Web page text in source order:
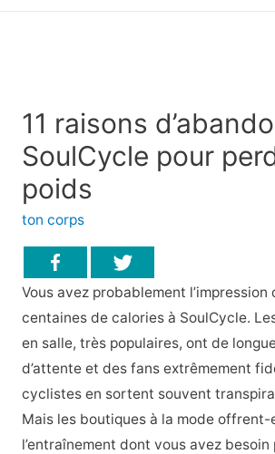
11 raisons
SoulCycle pour
poids
ton corps
Vous avez probablement
centaines de calories à SoulCycle.
en salle, très populaires, ont de
d’attente et des fans extrêmement
cyclistes en sortent souvent
Mais les boutiques à la mode offrent-
l’entraînement dont vous avez